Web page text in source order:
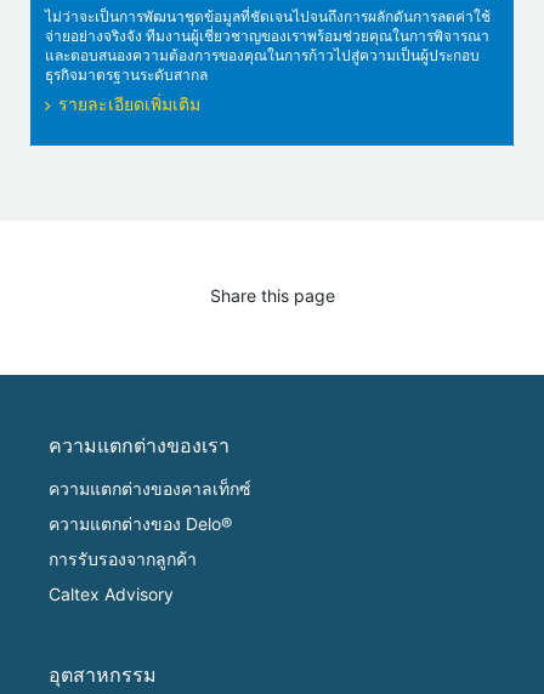
ไม่ว่าจะเป็นการพัฒนาชุดข้อมูลที่ชัดเจนไปจนถึงการผลักดันการลดค่าใช้
จ่ายอย่างจริงจัง ทีมงานผู้เชี่ยวชาญของเราพร้อมช่วยคุณในการพิจารณา
และตอบสนองความต้องการของคุณในการก้าวไปสู่ความเป็นผู้ประกอบ
ธุรกิจมาตรฐานระดับสากล
รายละเอียดเพิ่มเติม
Share this page
ความแตกต่างของเรา
ความแตกต่างของคาลเท็กซ์
ความแตกต่างของ Delo®
การรับรองจากลูกค้า
Caltex Advisory
อุตสาหกรรม